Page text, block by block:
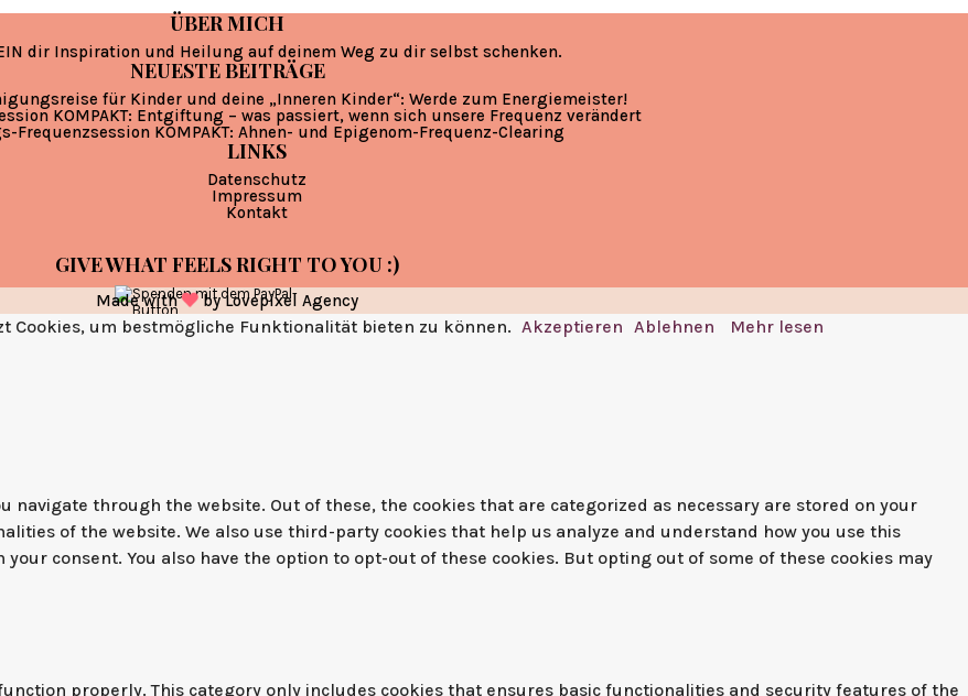
ÜBER MICH
dir Inspiration und Heilung auf deinem Weg zu dir selbst schenken.
NEUESTE BEITRÄGE
für Kinder und deine „Inneren Kinder“: Werde zum Energiemeister!
KOMPAKT: Entgiftung – was passiert, wenn sich unsere Frequenz verändert
Frequenzsession KOMPAKT: Ahnen- und Epigenom-Frequenz-Clearing
LINKS
Datenschutz
Impressum
Kontakt
GIVE WHAT FEELS RIGHT TO YOU :)
Made with byLovepixel Agency
Cookies, um bestmögliche Funktionalität bieten zu können. Akzeptieren Ablehnen
Mehr lesen
navigate through the website. Out of these, the cookies that are categorized as necessary are stored on your
of the website. We also use third-party cookies that help us analyze and understand how you use this
consent. You also have the option to opt-out of these cookies. But opting out of some of these cookies may
properly. This category only includes cookies that ensures basic functionalities and security features of the